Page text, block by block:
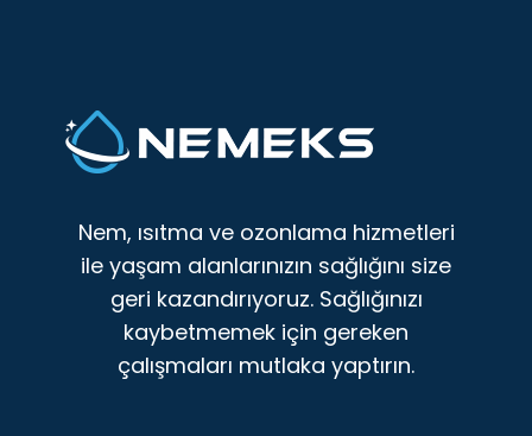
Nem, ısıtma ve ozonlama hizmetleri
ile yaşam alanlarınızın sağlığını size
geri kazandırıyoruz. Sağlığınızı
kaybetmemek için gereken
çalışmaları mutlaka yaptırın.